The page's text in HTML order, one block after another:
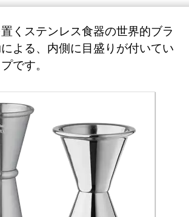
くステンレス食器の世界的ブラ
よる、内側に目盛りが付いてい
です。